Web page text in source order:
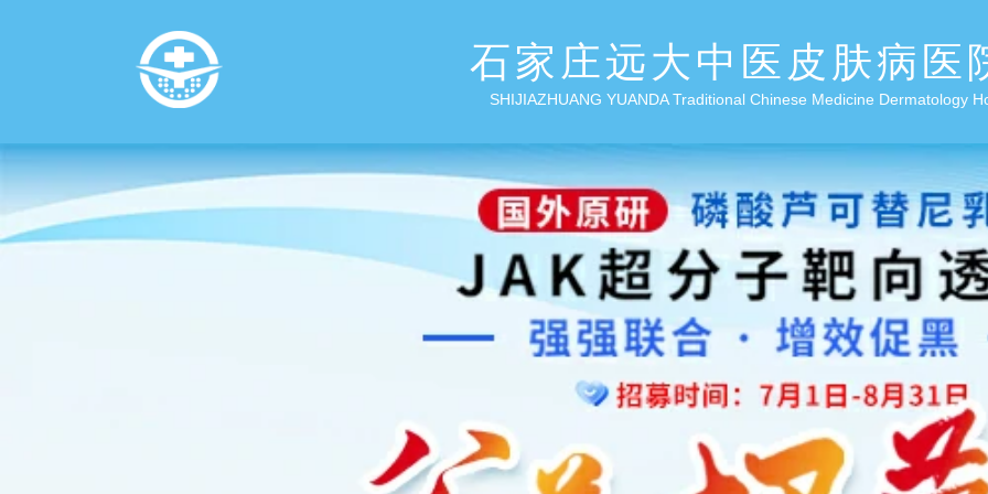
石家庄远大中医皮肤病医
SHIJIAZHUANG YUANDA Traditional Chinese Medicine Dermatology